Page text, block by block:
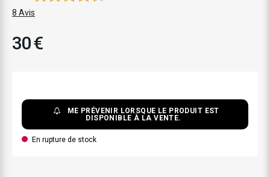
8 Avis
30 €
ME PRÉVENIR LORSQUE LE PRODUIT EST
DISPONIBLE À LA VENTE.
En rupture de stock